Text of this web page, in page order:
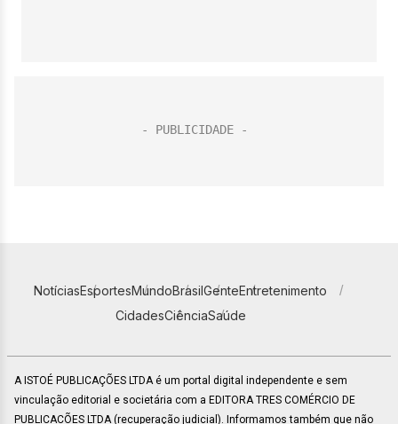
NotíciasEsportesMundoBrasilGenteEntretenimento
CidadesCiênciaSaúde
A ISTOÉ PUBLICAÇÕES LTDA é um portal digital independente e sem
vinculação editorial e societária com a EDITORA TRES COMÉRCIO DE
PUBLICACÕES LTDA (recuperação judicial). Informamos também que não